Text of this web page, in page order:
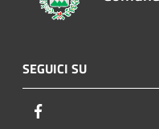
SEGUICI SU